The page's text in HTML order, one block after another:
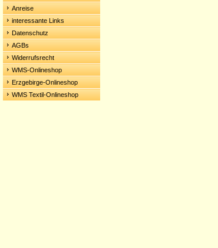
Anreise
interessante Links
Datenschutz
AGBs
Widerrufsrecht
WMS-Onlineshop
Erzgebirge-Onlineshop
WMS Textil-Onlineshop